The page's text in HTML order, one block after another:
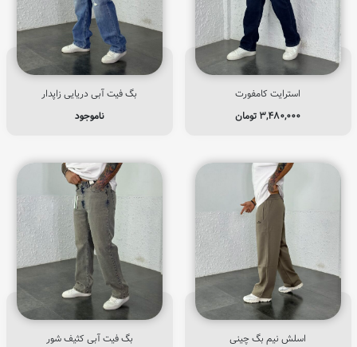
استرایت کامفورت
۳,۴۸۰,۰۰۰ تومان
بگ فیت آبی دریایی زاپدار
ناموجود
اسلش نیم بگ چینی
بگ فیت آبی کثیف شور